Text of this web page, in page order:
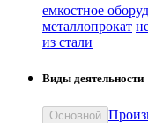
емкостное
металлопрокат
из стали
Виды деятельности
Основной